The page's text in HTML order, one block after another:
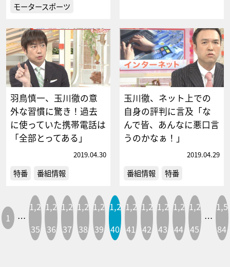
モータースポーツ
羽鳥慎一、玉川徹の意
外な習慣に驚き！過去
に使っていた携帯電話は
「全部とってある」
2019.04.30
特番 番組情報
玉川徹、ネット上での
自身の評判に言及「な
んで皆、あんなに悪口言
うのかなぁ！」
2019.04.29
番組情報 特番
1 …
1,2
35
1,2
36
1,2
37
1,2
38
1,2
39
1,2
40
1,2
41
1,2
42
1,2
43
1,2
44
1,2
45
…
1,5
84